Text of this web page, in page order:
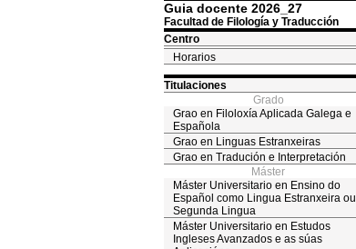
Guia docente 2026_27
Facultad de Filología y Traducción
Centro
Horarios
Titulaciones
Grado
Grao en Filoloxía Aplicada Galega e
Española
Grao en Linguas Estranxeiras
Grao en Tradución e Interpretación
Máster
Máster Universitario en Ensino do
Español como Lingua Estranxeira ou
Segunda Lingua
Máster Universitario en Estudos
Ingleses Avanzados e as súas